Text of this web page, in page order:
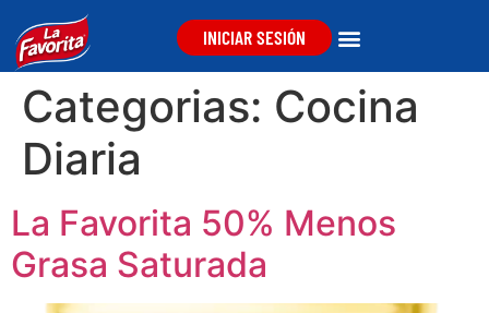
INICIAR SESIÓN
Categorias: Cocina
Diaria
La Favorita 50% Menos
Grasa Saturada